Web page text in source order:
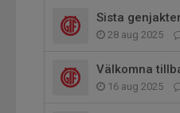
Sista
28 aug 2025
Välkomna
16 aug 2025